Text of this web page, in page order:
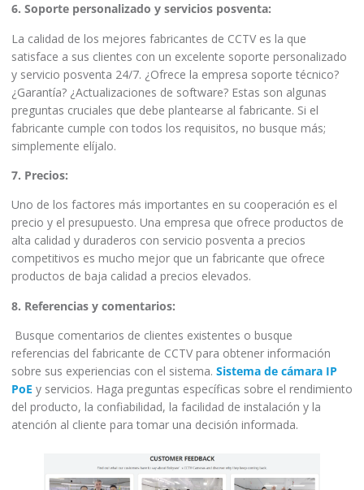
6. Soporte personalizado y servicios posventa:
La calidad de los mejores fabricantes de CCTV es la que
satisface a sus clientes con un excelente soporte personalizado
y servicio posventa 24/7. ¿Ofrece la empresa soporte técnico?
¿Garantía? ¿Actualizaciones de software? Estas son algunas
preguntas cruciales que debe plantearse al fabricante. Si el
fabricante cumple con todos los requisitos, no busque más;
simplemente elíjalo.
7. Precios:
Uno de los factores más importantes en su cooperación es el
precio y el presupuesto. Una empresa que ofrece productos de
alta calidad y duraderos con servicio posventa a precios
competitivos es mucho mejor que un fabricante que ofrece
productos de baja calidad a precios elevados.
8. Referencias y comentarios:
Busque comentarios de clientes existentes o busque
referencias del fabricante de CCTV para obtener información
sobre sus experiencias con el sistema. Sistema de cámara IP
PoE y servicios. Haga preguntas específicas sobre el rendimiento
del producto, la confiabilidad, la facilidad de instalación y la
atención al cliente para tomar una decisión informada.